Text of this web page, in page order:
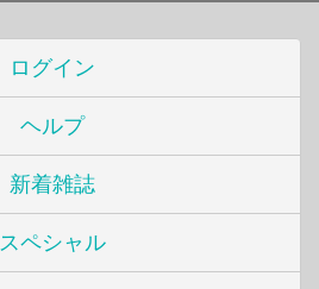
ログイン
ヘルプ
新着雑誌
スペシャル